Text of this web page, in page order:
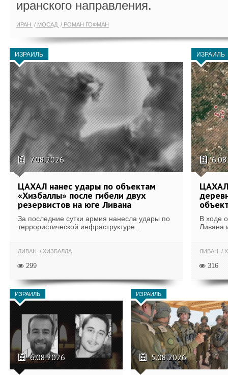
иранского направления.
ИРАН МОСАД РОМАН ГОФМАН
ИЗРАИЛЬ
7.08.2026
ЦАХАЛ нанес удары по объектам
«Хизбаллы» после гибели двух
резервистов на юге Ливана
За последние сутки армия нанесла удары по
террористической инфраструктуре...
ЛИВАН ХИЗБАЛЛА
299
ИЗРАИЛЬ
В ходе
Ливана
ЛИВАН
316
ИЗРАИЛЬ
6.08.2026
ИЗРАИЛЬ
5.08.2026